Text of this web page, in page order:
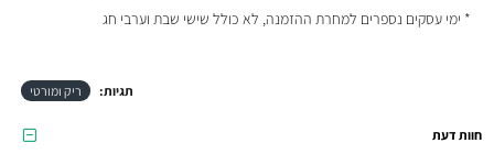
* ימי עסקים נספרים למחרת ההזמנה, לא כולל שישי שבת וערבי חג
תגיות: ריק ומורטי
חוות דעת